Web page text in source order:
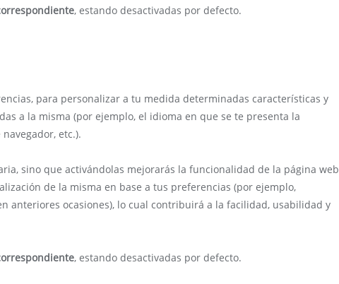
, estando desactivadas por defecto.
para personalizar a tu medida determinadas características y
a la misma (por ejemplo, el idioma en que se te presenta la
etc.).
sino que activándolas mejorarás la funcionalidad de la página web
de la misma en base a tus preferencias (por ejemplo,
anteriores ocasiones), lo cual contribuirá a la facilidad, usabilidad y
, estando desactivadas por defecto.